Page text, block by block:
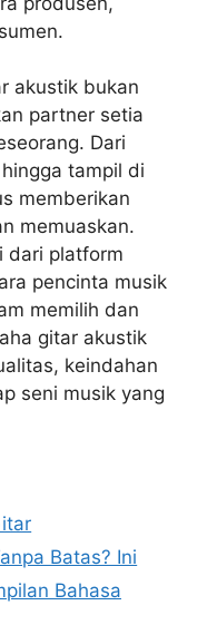
akustik bukan
partner setia
Dari
tampil di
memberikan
memuaskan.
dari platform
pencinta musik
memilih dan
gitar akustik
keindahan
seni musik yang
Batas? Ini
Bahasa